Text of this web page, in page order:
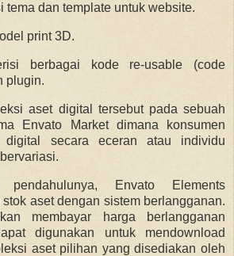
tema dan template untuk website.
print 3D.
berbagai kode re-usable (code
plugin.
aset digital tersebut pada sebuah
Envato Market dimana konsumen
digital secara eceran atau individu
pendahulunya, Envato Elements
aset dengan sistem berlangganan.
membayar harga berlangganan
digunakan untuk mendownload
aset pilihan yang disediakan oleh